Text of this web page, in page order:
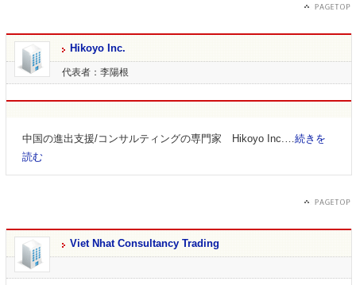
Hikoyo Inc.
代表者：李陽根
中国の進出支援/コンサルティングの専門家 Hikoyo Inc.… 続きを
読む
Viet Nhat Consultancy Trading